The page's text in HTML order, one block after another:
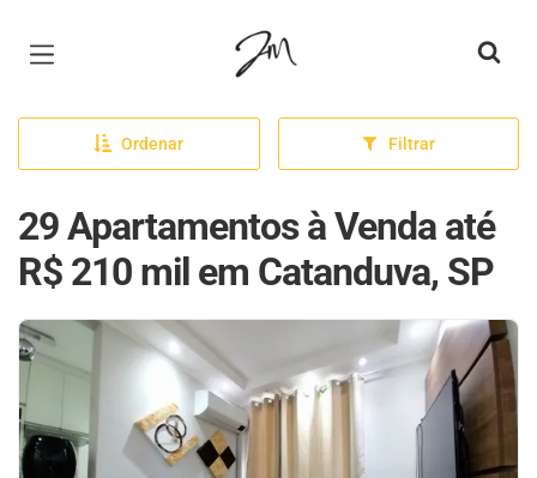
Página inicial
Ordenar Filtrar
29 Apartamentos à Venda até
R$ 210 mil em Catanduva, SP